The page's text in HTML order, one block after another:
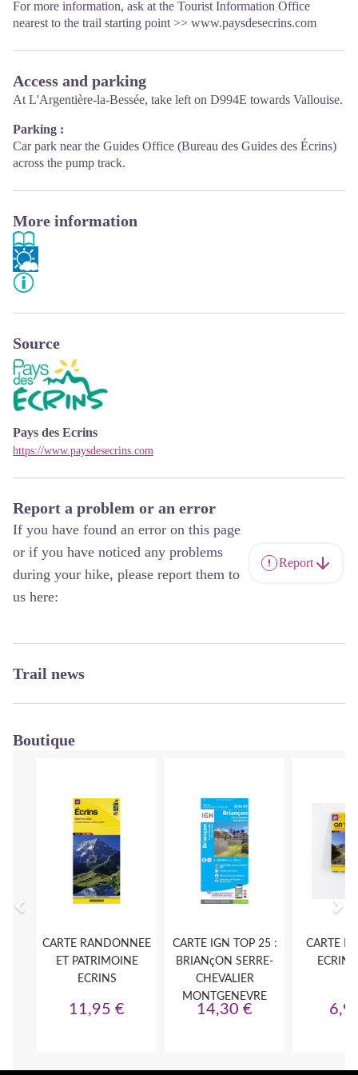
For more information, ask at the Tourist Information Office
nearest to the trail starting point >> www.paysdesecrins.com
Access and parking
At L'Argentière-la-Bessée, take left on D994E towards Vallouise.
Parking :
Car park near the Guides Office (Bureau des Guides des Écrins)
across the pump track.
More information
Source
Pays des Ecrins
https://www.paysdesecrins.com
Report a problem or an error
If you have found an error on this page
or if you have noticed any problems
during your hike, please report them to
us here:
Report
Trail news
Boutique